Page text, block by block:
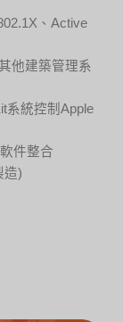
、Active
他建築管理系
系統控制Apple
件整合
造)